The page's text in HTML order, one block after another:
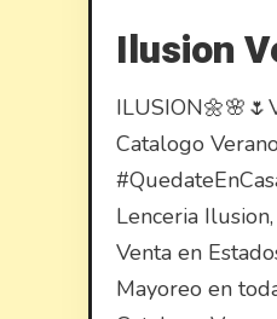
Ilusion
Catalogo
Lenceria
Venta en
Mayoreo en